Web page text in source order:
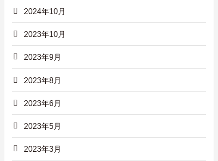
2024年10月
2023年10月
2023年9月
2023年8月
2023年6月
2023年5月
2023年3月